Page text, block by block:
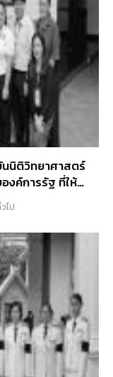
นนิติวิทยาศาสตร์
องค์การรัฐ ที่ให้
แปซิฟิก ครั้งที่ 14
ไป